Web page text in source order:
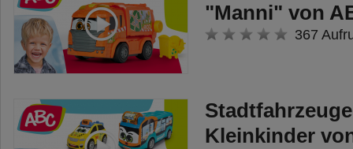
"Manni" von
367
Kleinkinder